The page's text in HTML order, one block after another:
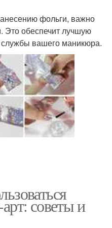
фольги, важно
Это обеспечит лучшую
службы вашего маникюра.
советы и